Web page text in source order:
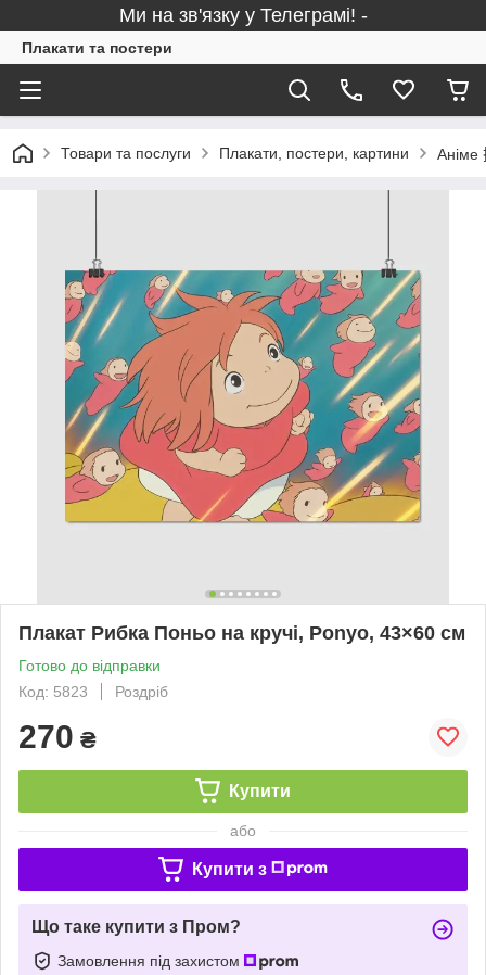
Ми на зв'язку у Телеграмі! -
Плакати та постери
Товари та послуги Плакати, постери, картини Аніме
Плакат Рибка Поньо на кручі, Ponyo, 43×60 см
Готово до відправки
Код: 5823
Роздріб
270 ₴
Купити
або
Купити з
Що таке купити з Пром?
Замовлення під захистом